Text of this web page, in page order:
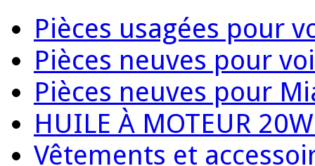
Pièces usagées pour
Pièces neuves pour
Pièces neuves pour
HUILE À MOTEUR
Vêtements et